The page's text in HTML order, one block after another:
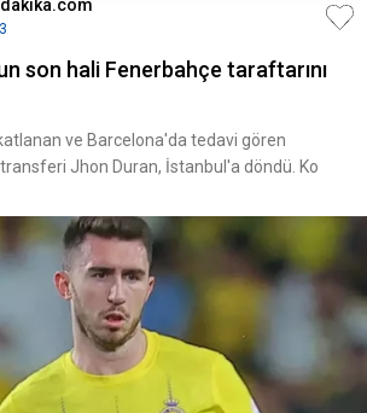
son hali Fenerbahçe taraftarını
ve Barcelona'da tedavi gören
Jhon Duran, İstanbul'a döndü. Ko